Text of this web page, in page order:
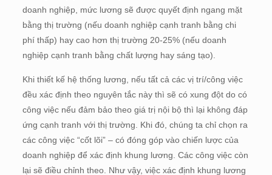
doanh nghiệp, mức lương sẽ được quyết định ngang mặt
bằng thị trường (nếu doanh nghiệp cạnh tranh bằng chi
phí thấp) hay cao hơn thị trường 20-25% (nếu doanh
nghiệp cạnh tranh bằng chất lượng hay sáng tạo).
Khi thiết kế hệ thống lương, nếu tất cả các vị trí/công việc
đều xác định theo nguyên tắc này thì sẽ có xung đột do có
công việc nếu đảm bảo theo giá trị nội bộ thì lại không đáp
ứng cạnh tranh với thị trường. Khi đó, chúng ta chỉ chọn ra
các công việc “cốt lõi” – có đóng góp vào chiến lược của
doanh nghiệp để xác định khung lương. Các công việc còn
lại sẽ điều chỉnh theo. Như vậy, việc xác định khung lương